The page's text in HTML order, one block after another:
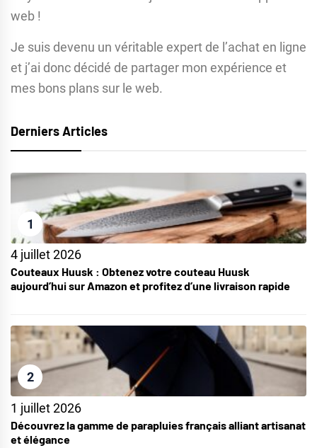
web !
Je suis devenu un véritable expert de l’achat en ligne
et j’ai donc décidé de partager mon expérience et
mes bons plans sur le web.
Derniers Articles
1
4 juillet 2026
Couteaux Huusk : Obtenez votre couteau Huusk
aujourd’hui sur Amazon et profitez d’une livraison rapide
2
1 juillet 2026
Découvrez la gamme de parapluies français alliant artisanat
et élégance